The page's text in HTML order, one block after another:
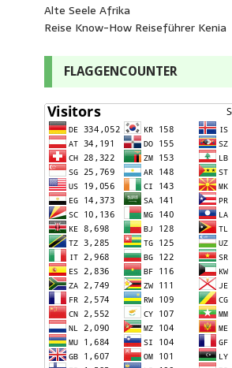
Alte Seele Afrika
Reise Know-How Reiseführer Kenia
FLAGGENCOUNTER